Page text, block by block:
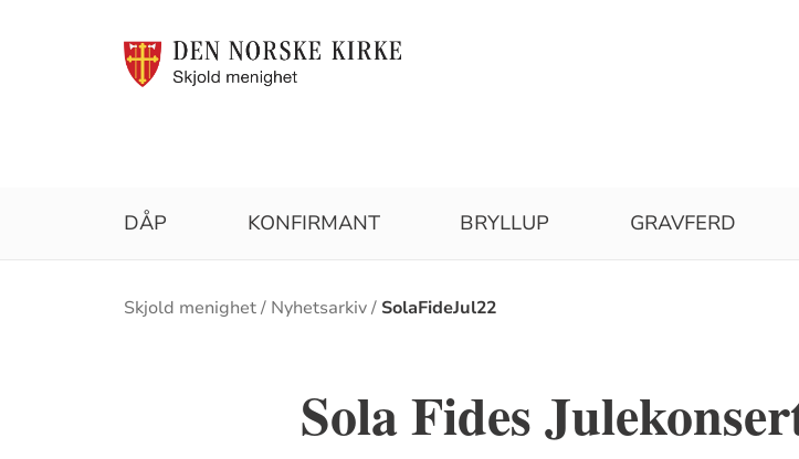
DÅP KONFIRMANT BRYLLUP GRAVFERD
Brødsmulesti
Skjold menighet Nyhetsarkiv SolaFideJul22
Sola Fides